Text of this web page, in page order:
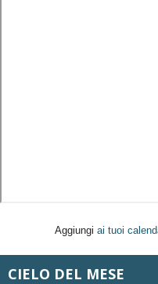
Aggiungi ai tuoi
CIELO DEL MESE